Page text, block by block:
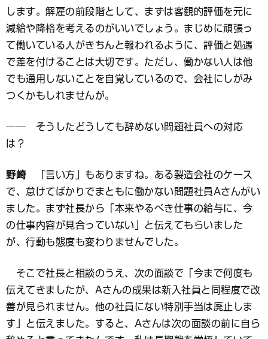
します。解雇の前段階として、まずは客観的評価を元に
減給や降格を考えるのがいいでしょう。まじめに頑張っ
て働いている人がきちんと報われるように、評価と処遇
で差を付けることは大切です。ただし、働かない人は他
でも通用しないことを自覚しているので、会社にしがみ
つくかもしれませんが。
―― そうしたどうしても辞めない問題社員への対応
は？
野崎 「言い方」もありますね。ある製造会社のケース
で、怠けてばかりでまともに働かない問題社員Aさんがい
ました。まず社長から「本来やるべき仕事の給与に、今
の仕事内容が見合っていない」と伝えてもらいました
が、行動も態度も変わりませんでした。
そこで社長と相談のうえ、次の面談で「今まで何度も
伝えてきましたが、Aさんの成果は新入社員と同程度で改
善が見られません。他の社員にない特別手当は廃止しま
す」と伝えました。すると、Aさんは次の面談の前に自ら